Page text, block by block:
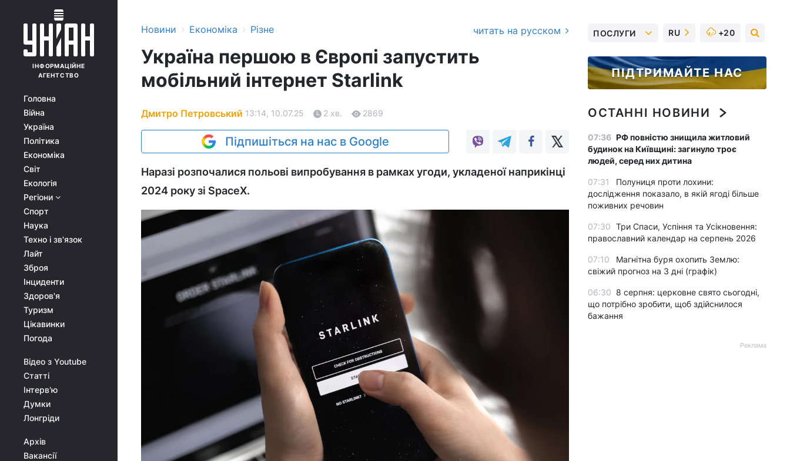
ІНФОРМАЦІЙНЕ
АГЕНТСТВО
Головна
Війна
Україна
Політика
Економіка
Світ
Екологія
Регіони
Спорт
Наука
Техно і зв'язок
Лайт
Зброя
Інциденти
Здоров'я
Туризм
Цікавинки
Погода
Відео з Youtube
Статті
Інтерв'ю
Думки
Лонгріди
Архів
Вакансії
Новини › Економіка › Різне читать на русском
Україна першою в Європі запустить
мобільний інтернет Starlink
Дмитро Петровський 13:14, 10.07.25 2 хв. 2869
Підпишіться на нас в Google
Наразі розпочалися польові випробування в рамках угоди, укладеної наприкінці
2024 року зі SpaceX.
ПОСЛУГИ RU +20
ПІДТРИМАЙТЕ НАС
ОСТАННІ НОВИНИ
07:36 РФ повністю знищила житловий
будинок на Київщині: загинуло троє
людей, серед них дитина
07:31
Полуниця проти лохини:
дослідження показало, в якій ягоді більше
поживних речовин
07:30 Три Спаси, Успіння та Усікновення:
православний календар на серпень 2026
07:10
Магнітна буря охопить Землю:
свіжий прогноз на 3 дні (графік)
06:30 8 серпня: церковне свято сьогодні,
що потрібно зробити, щоб здійснилося
бажання
Реклама